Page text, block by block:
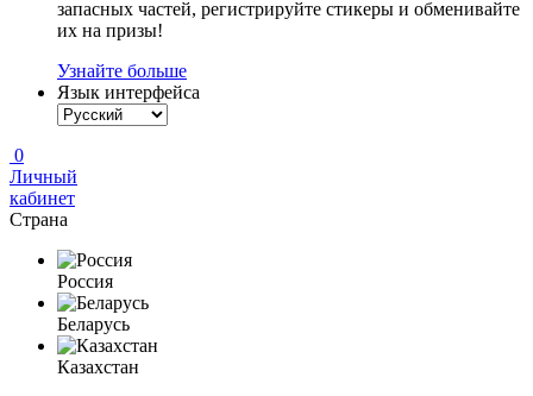
запасных частей, регистрируйте стикеры и обменивайте
их на призы!
Узнайте больше
Язык интерфейса
0
Личный
кабинет
Страна
Россия
Беларусь
Казахстан